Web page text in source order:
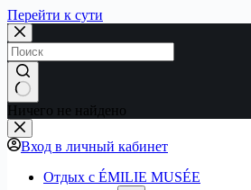
Перейти к сути
Ничего не найдено
Вход в личный кабинет
Отдых с ÉMILIE MUSÉE